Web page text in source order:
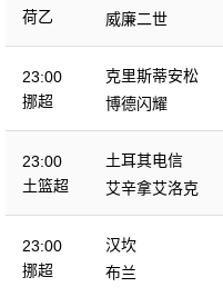
荷乙
威廉二世
23:00
挪超
克里斯蒂安松
博德闪耀
23:00
土篮超
土耳其电信
艾辛拿艾洛克
23:00
挪超
汉坎
布兰